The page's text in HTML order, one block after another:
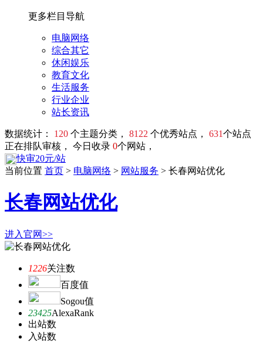
更多栏目导航
电脑网络
综合其它
休闲娱乐
教育文化
生活服务
行业企业
站长资讯
数据统计： 120 个主题分类， 8122 个优秀站点， 631个站点
正在排队审核， 今日收录 0个网站，
快审20元/站
当前位置 首页 > 电脑网络 > 网站服务 > 长春网站优化
长春网站优化
进入官网>>
1226关注数
百度值
Sogou值
23425AlexaRank
出站数
入站数